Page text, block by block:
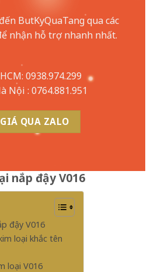
ButKyQuaTang qua các
nhận hỗ trợ nhanh nhất.
0938.974.299
Nội : 0764.881.951
QUA ZALO
nắp đậy V016
đậy V016
loại khắc tên
loại V016